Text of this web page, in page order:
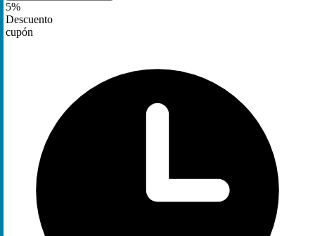
5%
Descuento
cupón